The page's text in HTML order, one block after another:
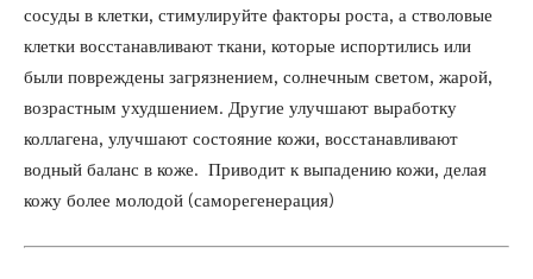
сосуды в клетки, стимулируйте факторы роста, а стволовые
клетки восстанавливают ткани, которые испортились или
были повреждены загрязнением, солнечным светом, жарой,
возрастным ухудшением. Другие улучшают выработку
коллагена, улучшают состояние кожи, восстанавливают
водный баланс в коже. Приводит к выпадению кожи, делая
кожу более молодой (саморегенерация)